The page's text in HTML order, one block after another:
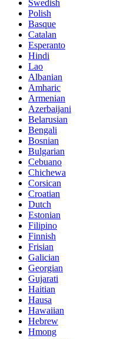
Swedish
Polish
Basque
Catalan
Esperanto
Hindi
Lao
Albanian
Amharic
Armenian
Azerbaijani
Belarusian
Bengali
Bosnian
Bulgarian
Cebuano
Chichewa
Corsican
Croatian
Dutch
Estonian
Filipino
Finnish
Frisian
Galician
Georgian
Gujarati
Haitian
Hausa
Hawaiian
Hebrew
Hmong